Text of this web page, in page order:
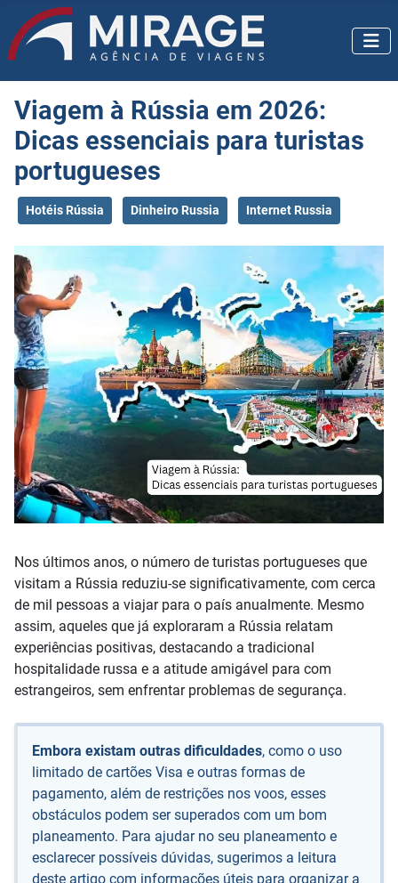
Viagem à Rússia em 2026:
Dicas essenciais para turistas
portugueses
Hotéis Rússia Dinheiro Russia Internet Russia
Nos últimos anos, o número de turistas portugueses que
visitam a Rússia reduziu-se significativamente, com cerca
de mil pessoas a viajar para o país anualmente. Mesmo
assim, aqueles que já exploraram a Rússia relatam
experiências positivas, destacando a tradicional
hospitalidade russa e a atitude amigável para com
estrangeiros, sem enfrentar problemas de segurança.
Embora existam outras dificuldades, como o uso
limitado de cartões Visa e outras formas de
pagamento, além de restrições nos voos, esses
obstáculos podem ser superados com um bom
planeamento. Para ajudar no seu planeamento e
esclarecer possíveis dúvidas, sugerimos a leitura
deste artigo com informações úteis para organizar a